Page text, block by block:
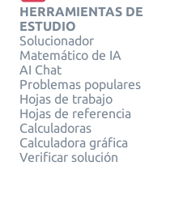
HERRAMIENTAS DE
ESTUDIO
Solucionador
Matemático de IA
AI Chat
Problemas populares
Hojas de trabajo
Hojas de referencia
Calculadoras
Calculadora gráfica
Verificar solución